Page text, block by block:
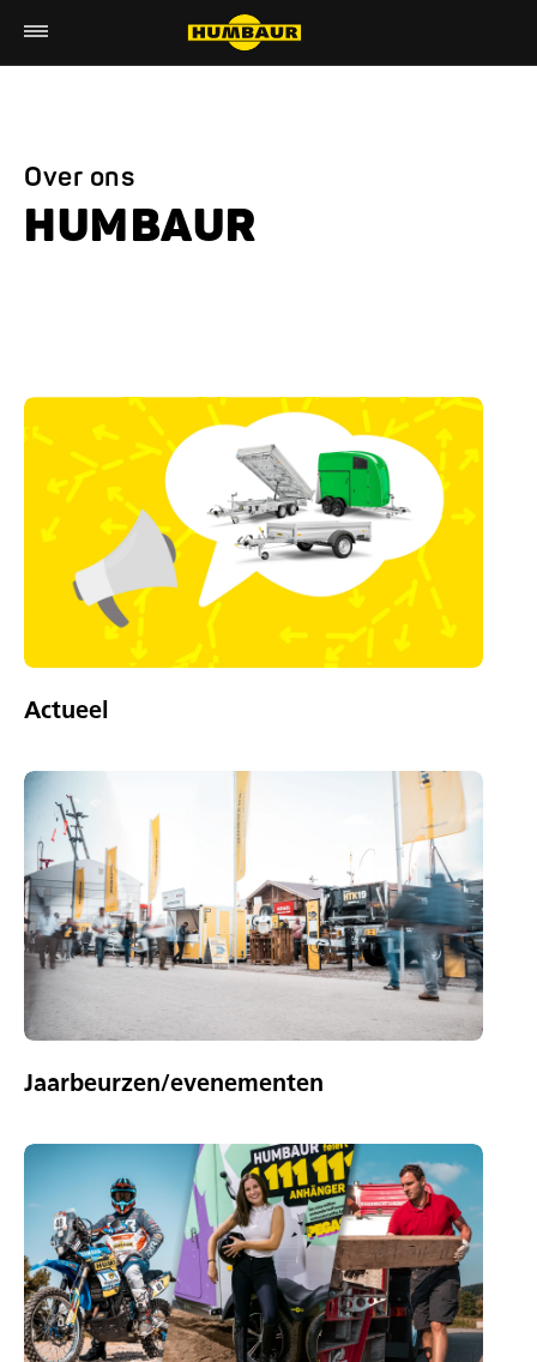
Over ons
HUMBAUR
Actueel
Jaarbeurzen/evenementen